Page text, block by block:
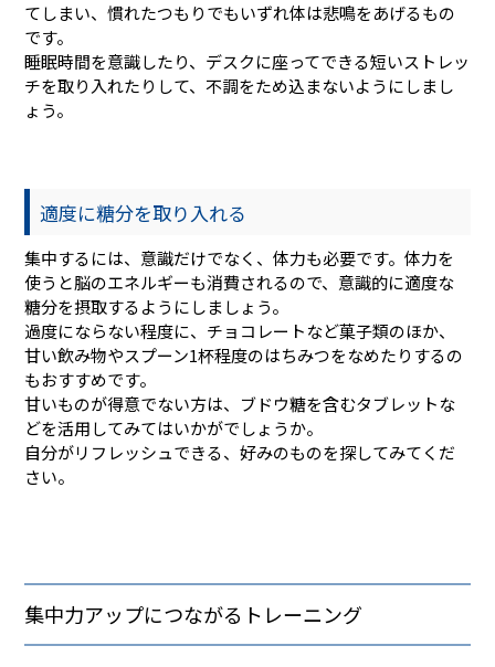
てしまい、慣れたつもりでもいずれ体は悲鳴をあげるもの
です。
睡眠時間を意識したり、デスクに座ってできる短いストレッ
チを取り入れたりして、不調をため込まないようにしまし
ょう。
適度に糖分を取り入れる
集中するには、意識だけでなく、体力も必要です。体力を
使うと脳のエネルギーも消費されるので、意識的に適度な
糖分を摂取するようにしましょう。
過度にならない程度に、チョコレートなど菓子類のほか、
甘い飲み物やスプーン1杯程度のはちみつをなめたりするの
もおすすめです。
甘いものが得意でない方は、ブドウ糖を含むタブレットな
どを活用してみてはいかがでしょうか。
自分がリフレッシュできる、好みのものを探してみてくだ
さい。
集中力アップにつながるトレーニング